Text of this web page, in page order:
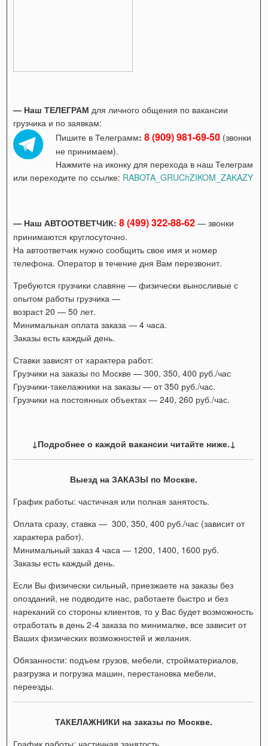
— Наш ТЕЛЕГРАМдля личного общения по вакансии
грузчика и по заявкам:
Пишите в Телеграмм: 8 (909) 981-69-50 (звонки
не принимаем).
Нажмите на иконку для перехода в наш Телеграм
или переходите по ссылке: RABOTA_GRUChZIKOM_ZAKAZY
— Наш АВТООТВЕТЧИК:8 (499) 322-88-62 — звонки
принимаются круглосуточно.
На автоответчик нужно сообщить свое имя и номер
телефона. Оператор в течение дня Вам перезвонит.
Требуются грузчики славяне — физически выносливые с
опытом работы грузчика —
возраст 20 — 50 лет.
Минимальная оплата заказа — 4 часа.
Заказы есть каждый день.
Ставки зависят от характера работ:
Грузчики на заказы по Москве — 300, 350, 400 руб./час
Грузчики-такелажники на заказы — от 350 руб./час.
Грузчики на постоянных объектах — 240, 260 руб./час.
↓Подробнее о каждой вакансии читайте ниже.↓
Выезд на ЗАКАЗЫ по Москве.
График работы: частичная или полная занятость.
Оплата сразу, ставка — 300, 350, 400 руб./час (зависит от
характера работ).
Минимальный заказ 4 часа — 1200, 1400, 1600 руб.
Заказы есть каждый день.
Если Вы физически сильный, приезжаете на заказы без
опозданий, не подводите нас, работаете быстро и без
нареканий со стороны клиентов, то у Вас будет возможность
отработать в день 2-4 заказа по минималке, все зависит от
Ваших физических возможностей и желания.
Обязанности: подъем грузов, мебели, стройматериалов,
разгрузка и погрузка машин, перестановка мебели,
переезды.
ТАКЕЛАЖНИКИ на заказы по Москве.